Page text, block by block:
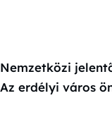
Nemzetközi
Az erdélyi város